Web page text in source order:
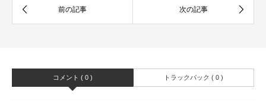
コメント ( 0 ) トラックバック ( 0 )